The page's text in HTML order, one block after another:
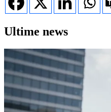
Ultime news